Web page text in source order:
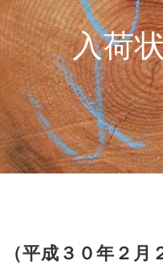
入荷
平成３０年２月